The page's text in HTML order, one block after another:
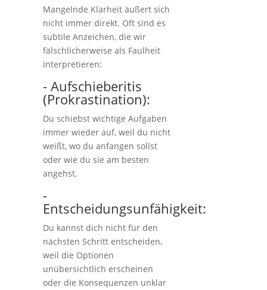
Mangelnde Klarheit äußert sich
nicht immer direkt. Oft sind es
subtile Anzeichen, die wir
fälschlicherweise als Faulheit
interpretieren:
- Aufschieberitis
(Prokrastination):
Du schiebst wichtige Aufgaben
immer wieder auf, weil du nicht
weißt, wo du anfangen sollst
oder wie du sie am besten
angehst.
-
Entscheidungsunfähigkeit:
Du kannst dich nicht für den
nächsten Schritt entscheiden,
weil die Optionen
unübersichtlich erscheinen
oder die Konsequenzen unklar